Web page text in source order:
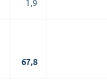
1,9
67,8